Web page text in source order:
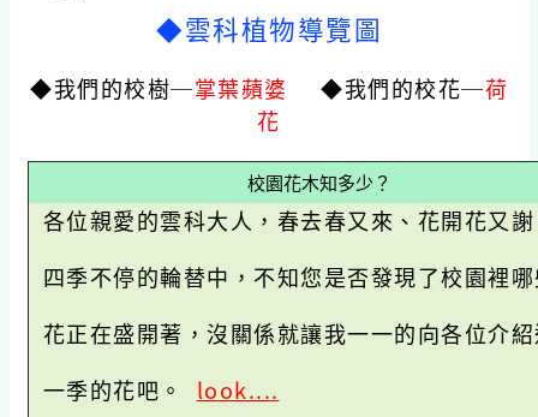
◆雲科植物導覽圖
◆我們的校樹─掌葉蘋婆 ◆我們的校花─荷
花
校園花木知多少？
各位親愛的雲科大人，春去春又來、花開花又
四季不停的輪替中， 不知您是否發現了校園裡
花正在盛開著 ，沒關係就讓我一一的向各位介
一季的花吧。
look....